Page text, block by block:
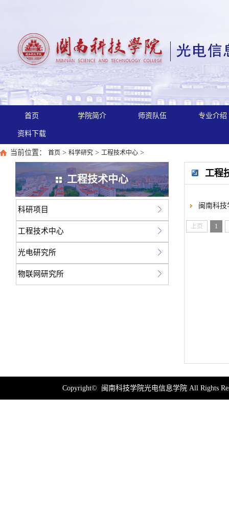
首页 学院简介 师资队伍 专业介绍
资料下载
当前位置： 首页 > 科学研究 > 工程技术中心 >
工程技术中心
科研项目
工程技术中心
光电研究所
物联网研究所
工程
闽南科
上页 1
Copyright© 闽南科技学院光电信息学院 All Rights